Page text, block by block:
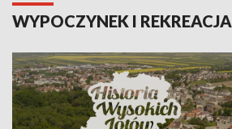
WYPOCZYNEK I REKREACJA